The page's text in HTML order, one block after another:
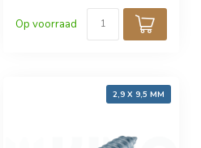
Op voorraad
2,9 X 9,5 MM